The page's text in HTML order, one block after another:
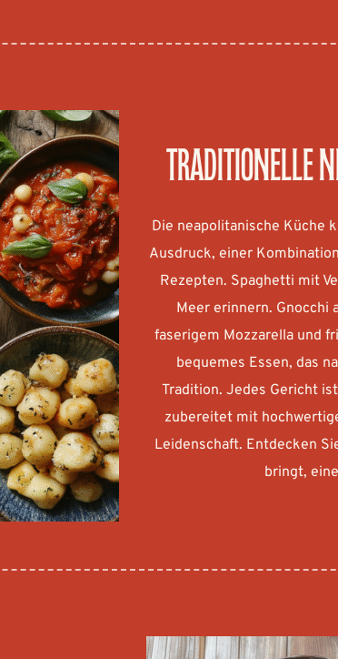
Traditionelle
Die neapolitanische Küche
Ausdruck, einer
Rezepten. Spaghetti mit
Meer erinnern. Gnocchi
faserigem Mozzarella und
bequemes Essen, das
Tradition. Jedes Gericht
zubereitet mit
Leidenschaft. Entdecken
bringt,